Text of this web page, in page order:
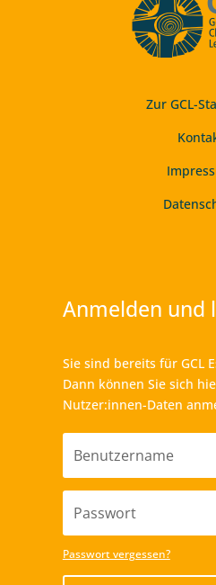
Zur GCL-
Anmelden und
Sie sind bereits für GCL
Dann können Sie sich
Nutzer:innen-Daten
Passwort vergessen?